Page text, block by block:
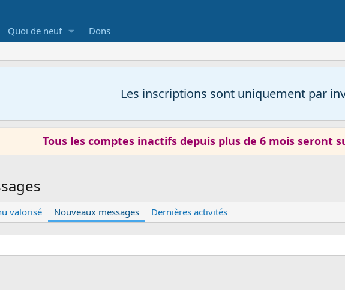
Quoi de neuf Dons
Les inscriptions sont uniquement par
Tous les comptes inactifs depuis plus de 6 mois seront
valorisé Nouveaux messages Dernières activités